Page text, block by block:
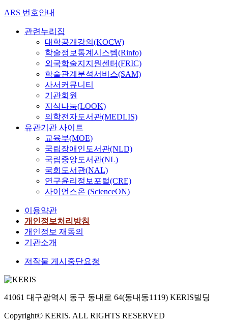
산
연
구
센
터
오
창
현
ARS 번호안내
관련누리집
대학공개강의(KOCW)
학술정보통계시스템(Rinfo)
외국학술지지원센터(FRIC)
학술관계분석서비스(SAM)
사서커뮤니티
기관회원
지식나눔(LOOK)
의학전자도서관(MEDLIS)
유관기관 사이트
교육부(MOE)
국립장애인도서관(NLD)
국립중앙도서관(NL)
국회도서관(NAL)
연구윤리정보포털(CRE)
사이언스온 (ScienceON)
이용약관
개인정보처리방침
개인정보 재동의
기관소개
저작물 게시중단요청
41061 대구광역시 동구 동내로 64(동내동1119) KERIS빌딩
Copyright© KERIS. ALL RIGHTS RESERVED